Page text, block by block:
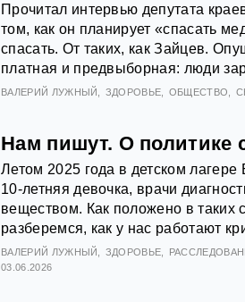
Прочитал интервью депутата
том, как он планирует «спасать
спасать. От таких, как Зайцев.
платная и предвыборная: люди
ВАЛЕРИЙ ЛУЖНЫЙ ЗДОРОВЬЕ ОБЩЕСТВО
Нам пишут. О политике
Летом 2025 года в детском
10-летняя девочка, врачи
веществом. Как положено в таких
разберемся, как у нас работают
ВАЛЕРИЙ ЛУЖНЫЙ ЗДОРОВЬЕ
03.06.2026